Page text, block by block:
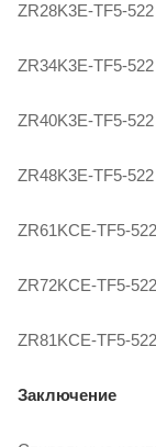
ZR28K3E-TF5-522
ZR34K3E-TF5-522
ZR40K3E-TF5-522
ZR48K3E-TF5-522
ZR61KCE-TF5-522
ZR72KCE-TF5-522
ZR81KCE-TF5-522
Заключение